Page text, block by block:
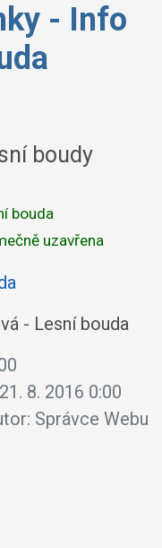
- Info
boudy
bouda
uzavřena
- Lesní bouda
21. 8. 2016 0:00
Správce Webu